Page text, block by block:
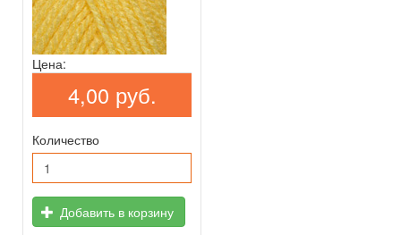
Цена:
4,00 руб.
Количество
Добавить в корзину